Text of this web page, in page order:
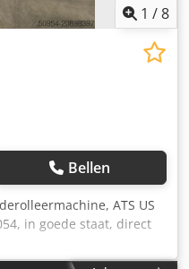
1 /8
Bellen
ATS US
in goede staat, direct